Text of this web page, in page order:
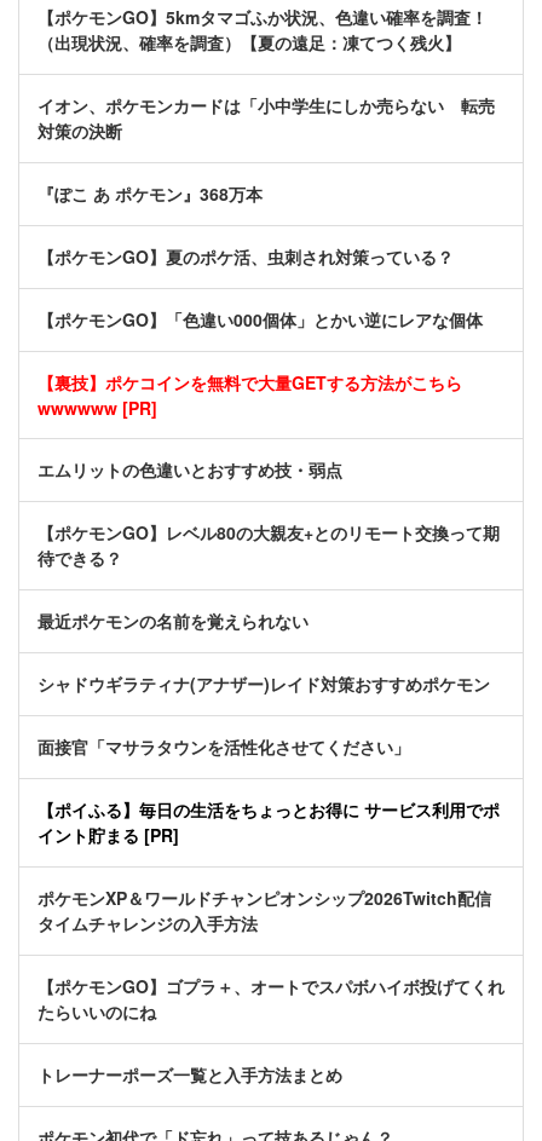
【ポケモンGO】5kmタマゴふか状況、色違い確率を調査！
（出現状況、確率を調査）【夏の遠足：凍てつく残火】
イオン、ポケモンカードは「小中学生にしか売らない 転売
対策の決断
『ぽこ あ ポケモン』368万本
【ポケモンGO】夏のポケ活、虫刺され対策っている？
【ポケモンGO】「色違い000個体」とかい逆にレアな個体
【裏技】ポケコインを無料で大量GETする方法がこちら
wwwwww [PR]
エムリットの色違いとおすすめ技・弱点
【ポケモンGO】レベル80の大親友+とのリモート交換って期
待できる？
最近ポケモンの名前を覚えられない
シャドウギラティナ(アナザー)レイド対策おすすめポケモン
面接官「マサラタウンを活性化させてください」
【ポイふる】毎日の生活をちょっとお得に サービス利用でポ
イント貯まる [PR]
ポケモンXP＆ワールドチャンピオンシップ2026Twitch配信
タイムチャレンジの入手方法
【ポケモンGO】ゴプラ＋、オートでスパボハイボ投げてくれ
たらいいのにね
トレーナーポーズ一覧と入手方法まとめ